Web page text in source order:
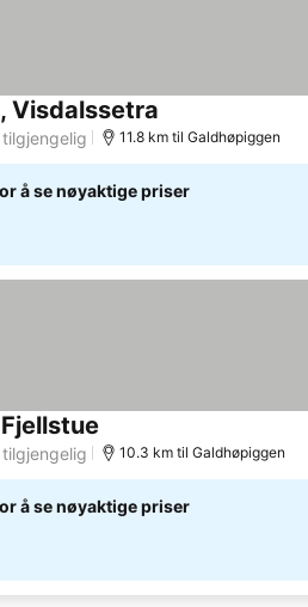
Visdalssetra
11.8 km til Galdhøpiggen
å se nøyaktige priser
Se priser
10.3 km til Galdhøpiggen
å se nøyaktige priser